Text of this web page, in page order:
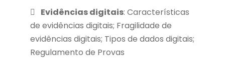
Evidências digitais: Características
de evidências digitais; Fragilidade de
evidências digitais; Tipos de dados digitais;
Regulamento de Provas